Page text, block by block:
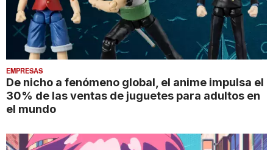
EMPRESAS
De nicho a fenómeno global, el anime impulsa el
30% de las ventas de juguetes para adultos en
el mundo